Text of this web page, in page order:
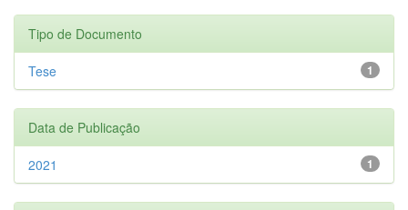
Tipo de Documento
1
Tese
Data de Publicação
1
2021